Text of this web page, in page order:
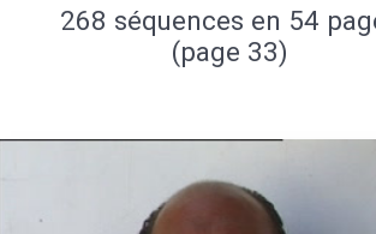
268 séquences en 54
(page 33)